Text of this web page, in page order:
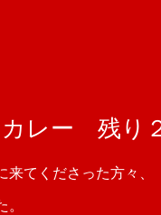
レー 残り
てくださった方々、